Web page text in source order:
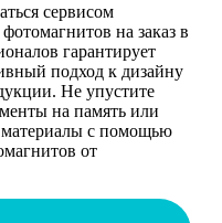
сервисом
на заказ в
гарантирует
подход к дизайну
Не упустите
на память или
материалы с помощью
от